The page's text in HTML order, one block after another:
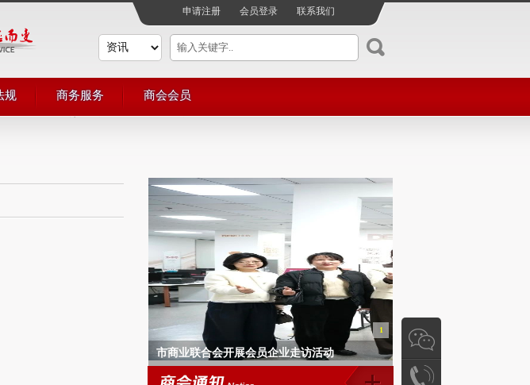
申请注册 会员登录 联系我们
规 商务服务 商会会员
市商业联合会开展会员企业走访活动
1